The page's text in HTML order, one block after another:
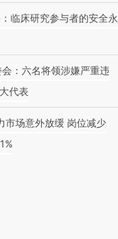
临床研究参与者的安全永
：六名将领涉嫌严重违
代表
市场意外放缓 岗位减少